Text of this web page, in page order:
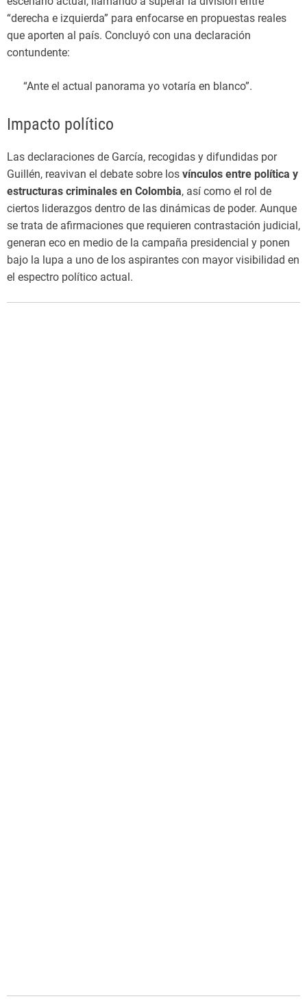
“derecha e izquierda” para enfocarse en propuestas reales
que aporten al país. Concluyó con una declaración
contundente:
“Ante el actual panorama yo votaría en blanco”.
Impacto político
Las declaraciones de García, recogidas y difundidas por
Guillén, reavivan el debate sobre los vínculos entre política y
estructuras criminales en Colombia, así como el rol de
ciertos liderazgos dentro de las dinámicas de poder. Aunque
se trata de afirmaciones que requieren contrastación judicial,
generan eco en medio de la campaña presidencial y ponen
bajo la lupa a uno de los aspirantes con mayor visibilidad en
el espectro político actual.